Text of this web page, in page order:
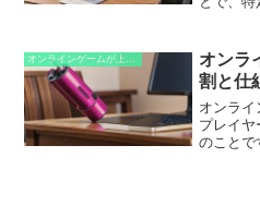
の勢力
した後は
われなく
貴重な金
ョンで
セス、限
示などが
ンは、ユ
み、開
す。
オンラ
割と仕
オンライ
プレイ
のことで